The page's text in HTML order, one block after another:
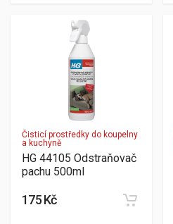
Čisticí prostředky do koupelny
a kuchyně
HG 44105 Odstraňovač
pachu 500ml
175 Kč